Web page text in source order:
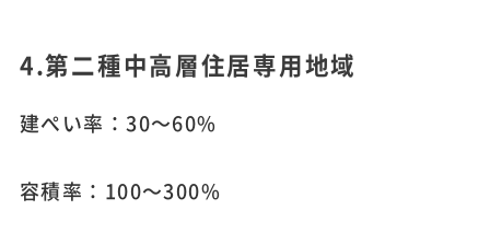
4.第二種中高層住居専用地域
建ぺい率：30～60%
容積率：100～300%